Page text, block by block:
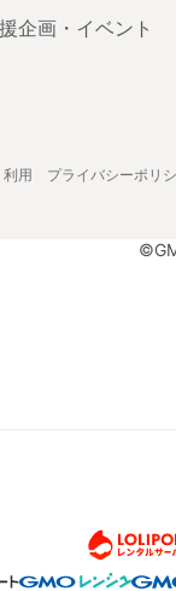
企画・イベント
用 プライバシーポリ